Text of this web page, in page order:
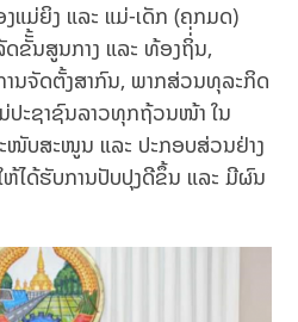
ແມ່ຍິງ ແລະ ແມ່-ເດັກ (ຄກມດ)
ຂັັ້ນສູນກາງ ແລະ ທ້ອງຖິ່່ນ,
ານຈັດຕັ້ງສາກົນ, ພາກສ່ວນທຸລະກິດ
ະຊາຊົນລາວທຸກຖ້ວນໜ້າ ໃນ
ໜັບສະໜູນ ແລະ ປະກອບສ່ວນຢ່າງ
ໄດ້ຮັບການປັບປຸງດີຂຶ້ນ ແລະ ມີຜົນ